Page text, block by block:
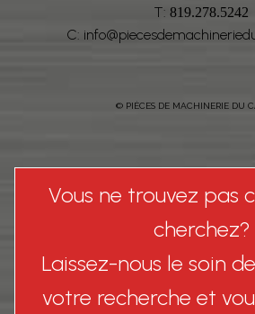
T: 819.278.5242
C:
© PIÈCES DE MACHINERIE DU
Vous ne trouvez pas
cherchez?
Laissez-nous le soin
votre recherche et